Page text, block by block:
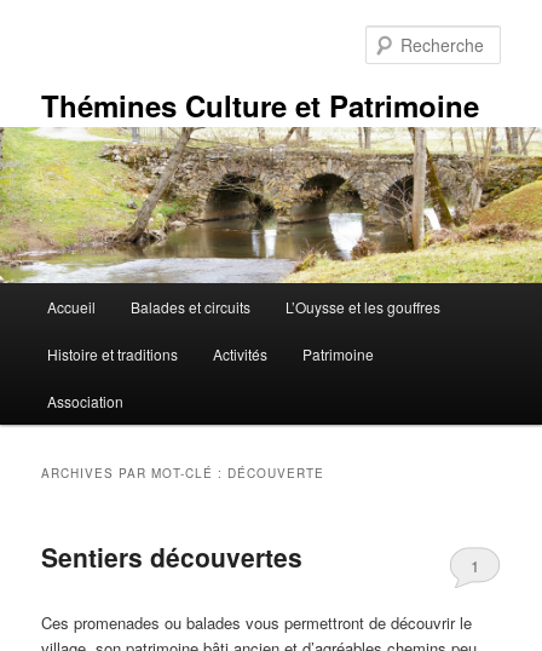
Thémines Culture et Patrimoine
principal
Accueil Balades et circuits L’Ouysse et les gouffres
Histoire et traditions Activités Patrimoine
Association
ARCHIVES PAR MOT-CLÉ : DÉCOUVERTE
Sentiers découvertes 1
Ces promenades ou balades vous permettront de découvrir le